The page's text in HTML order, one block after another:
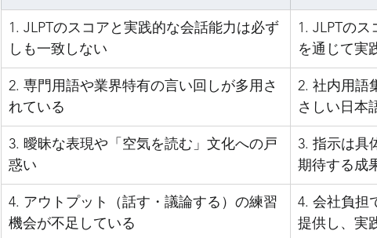
1. JLPTのスコアと実践的な会話能力は必ず
しも一致しない
1. JLPTの
を通じて実
2. 専門用語や業界特有の言い回しが多用さ
れている
2. 社内用語
さしい日本
3. 曖昧な表現や「空気を読む」文化への戸
惑い
3. 指示は具
期待する成
4. アウトプット（話す・議論する）の練習
機会が不足している
4. 会社負担
提供し、実